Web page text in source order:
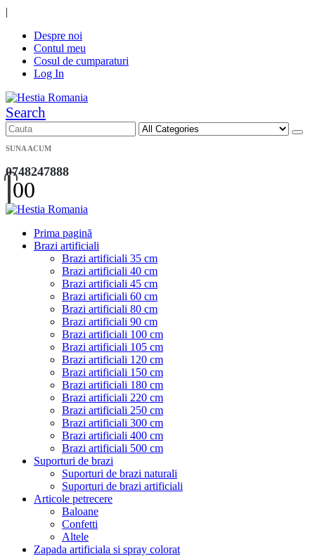
|
Despre noi
Contul meu
Cosul de cumparaturi
Log In
Search
SUNA ACUM
0748247888
00
Prima pagină
Brazi artificiali
Brazi artificiali 35 cm
Brazi artificiali 40 cm
Brazi artificiali 45 cm
Brazi artificiali 60 cm
Brazi artificiali 80 cm
Brazi artificiali 90 cm
Brazi artificiali 100 cm
Brazi artificiali 105 cm
Brazi artificiali 120 cm
Brazi artificiali 150 cm
Brazi artificiali 180 cm
Brazi artificiali 220 cm
Brazi artificiali 250 cm
Brazi artificiali 300 cm
Brazi artificiali 400 cm
Brazi artificiali 500 cm
Suporturi de brazi
Suporturi de brazi naturali
Suporturi de brazi artificiali
Articole petrecere
Baloane
Confetti
Altele
Zapada artificiala si spray colorat